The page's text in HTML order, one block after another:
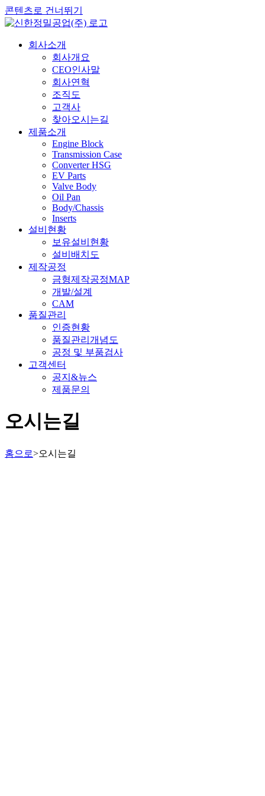
콘텐츠로 건너뛰기
회사소개
회사개요
CEO인사말
회사연혁
조직도
고객사
찾아오시는길
제품소개
Engine Block
Transmission Case
Converter HSG
EV Parts
Valve Body
Oil Pan
Body/Chassis
Inserts
설비현황
보유설비현황
설비배치도
제작공정
금형제작공정MAP
개발/설계
CAM
품질관리
인증현황
품질관리개념도
공정 및 부품검사
고객센터
공지&뉴스
제품문의
오시는길
홈으로>오시는길